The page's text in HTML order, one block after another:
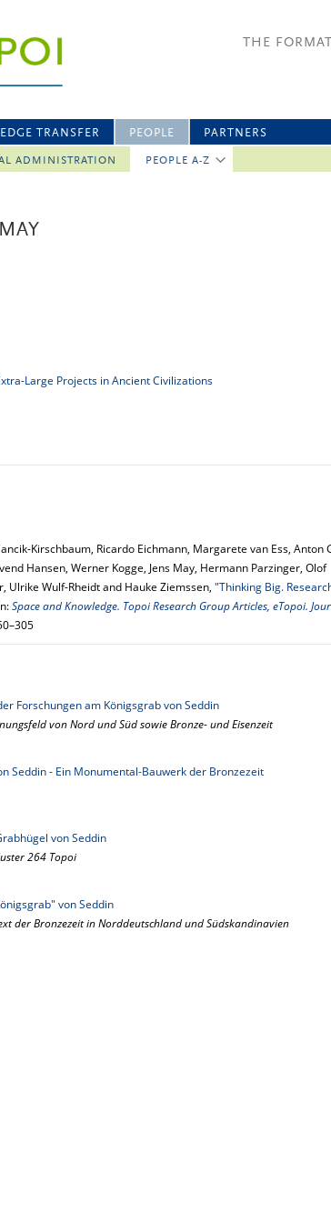
THE
TRANSFER PEOPLE
ADMINISTRATION PEOPLE A-Z
PARTNERS
Large Projects in Ancient Civilizations
Kirschbaum, Ricardo Eichmann, Margarete van Ess, Anton
Hansen, Werner Kogge, Jens May, Hermann Parzinger, Olof
Ulrike Wulf-Rheidt and Hauke Ziemssen, "Thinking Big.
Space and Knowledge. Topoi Research Group Articles, eTopoi.
Forschungen am Königsgrab von Seddin
von Nord und Süd sowie Bronze- und Eisenzeit
Seddin - Ein Monumental-Bauwerk der Bronzezeit
von Seddin
264 Topoi
von Seddin
der Bronzezeit in Norddeutschland und Südskandinavien